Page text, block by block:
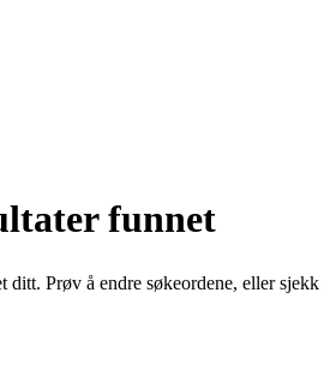
funnet
Prøv å endre søkeordene, eller sjekk